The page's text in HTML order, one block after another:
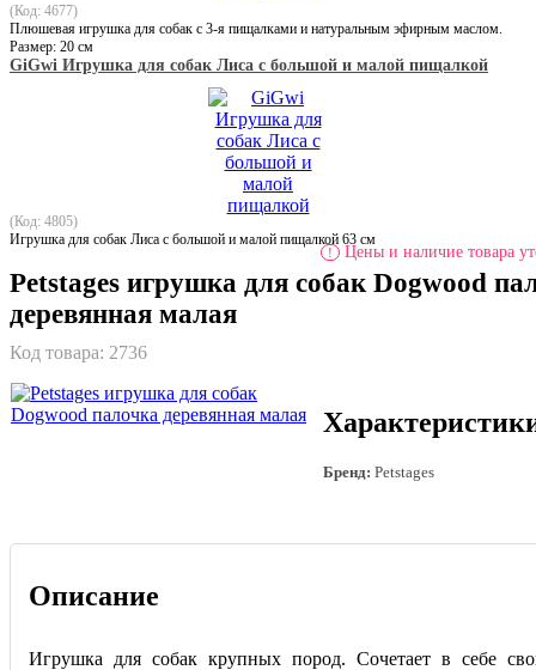
(Код: 4677)
Плюшевая игрушка для собак с 3-я пищалками и натуральным эфирным маслом.
Размер: 20 см
GiGwi Игрушка для собак Лиса с большой и малой пищалкой
(Код: 4805)
Игрушка для собак Лиса с большой и малой пищалкой 63 см
! Цены и наличие товара
Petstages игрушка для собак Dogwood
деревянная малая
Код товара: 2736
Бренд: Petstages
Описание
Игрушка для собак крупных пород. Сочетает в себе